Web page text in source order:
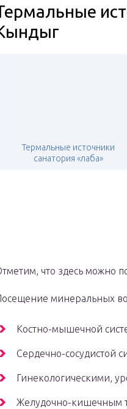
Термальные источники
санатория «лаба»
что здесь можно
минеральных
Костно-мышечной
Сердечно-сосудистой
Гинекологическими,
Желудочно-кишечным